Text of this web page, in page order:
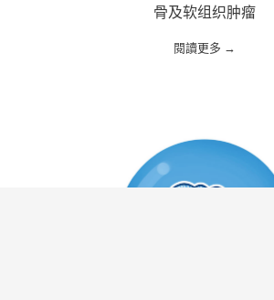
骨及软组织肿瘤
閱讀更多 →